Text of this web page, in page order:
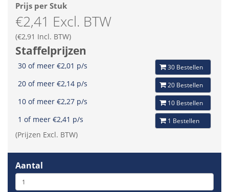
Prijs per Stuk
€2,41 Excl. BTW
(€2,91 Incl. BTW)
Staffelprijzen
30 of meer €2,01 p/s 30 Bestellen
20 of meer €2,14 p/s 20 Bestellen
10 of meer €2,27 p/s 10 Bestellen
1 of meer €2,41 p/s 1 Bestellen
(Prijzen Excl. BTW)
Aantal